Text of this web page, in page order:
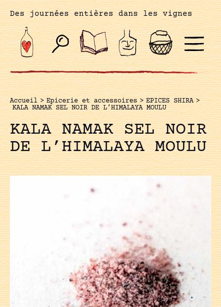
Des journées entières dans les vignes
Accueil > Epicerie et accessoires > EPICES SHIRA >
KALA NAMAK SEL NOIR DE L’HIMALAYA MOULU
KALA NAMAK SEL NOIR
DE L’HIMALAYA MOULU